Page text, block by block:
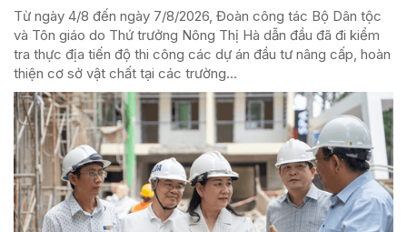
Từ ngày 4/8 đến ngày 7/8/2026, Đoàn công tác Bộ Dân tộc
và Tôn giáo do Thứ trưởng Nông Thị Hà dẫn đầu đã đi kiểm
tra thực địa tiến độ thi công các dự án đầu tư nâng cấp, hoàn
thiện cơ sở vật chất tại các trường...